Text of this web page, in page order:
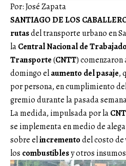
Por: José Zapata
SANTIAGO DE LOS
rutasdel transporte urbano en
laCentral Nacional de
Transporte(CNTT) comenzaron
domingo elaumento del pasaje,
por persona, en cumplimiento
gremio durante la pasada
La medida, impulsada por la
se implementa en medio de
sobre elincrementodel costo de
los combustiblesy otros